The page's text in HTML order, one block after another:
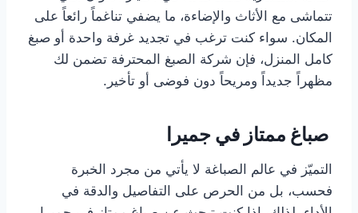
تتماشى مع الأثاث والإضاءة، ما يضفي تناغماً رائعاً على
المكان. سواء كنت ترغب في تجديد غرفة واحدة أو صبغ
كامل المنزل، فإن شركة الصبغ المحترفة تضمن لك
مظهراً جديداً ومريحاً دون فوضى أو تأخير.
صباغ ممتاز في جميرا
التميّز في عالم الصباغة لا يأتي من مجرد الخبرة
فحسب، بل من الحرص على التفاصيل والدقة في